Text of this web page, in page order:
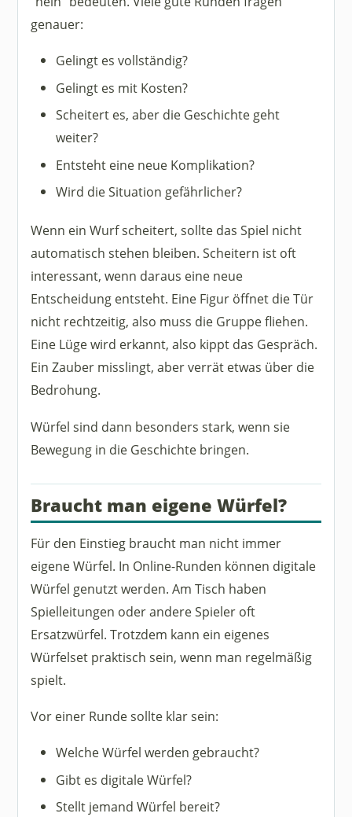
genauer:
Gelingt es vollständig?
Gelingt es mit Kosten?
Scheitert es, aber die Geschichte geht
weiter?
Entsteht eine neue Komplikation?
Wird die Situation gefährlicher?
Wenn ein Wurf scheitert, sollte das Spiel nicht
automatisch stehen bleiben. Scheitern ist oft
interessant, wenn daraus eine neue
Entscheidung entsteht. Eine Figur öffnet die Tür
nicht rechtzeitig, also muss die Gruppe fliehen.
Eine Lüge wird erkannt, also kippt das Gespräch.
Ein Zauber misslingt, aber verrät etwas über die
Bedrohung.
Würfel sind dann besonders stark, wenn sie
Bewegung in die Geschichte bringen.
Braucht man eigene Würfel?
Für den Einstieg braucht man nicht immer
eigene Würfel. In Online-Runden können digitale
Würfel genutzt werden. Am Tisch haben
Spielleitungen oder andere Spieler oft
Ersatzwürfel. Trotzdem kann ein eigenes
Würfelset praktisch sein, wenn man regelmäßig
spielt.
Vor einer Runde sollte klar sein:
Welche Würfel werden gebraucht?
Gibt es digitale Würfel?
Stellt jemand Würfel bereit?